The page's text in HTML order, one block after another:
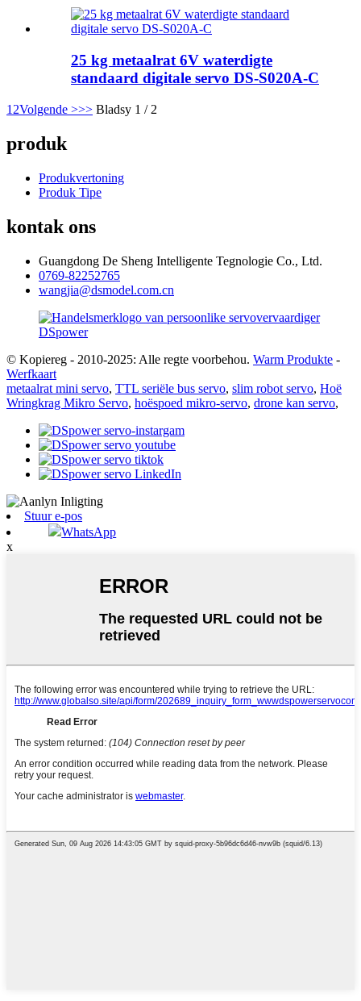
25 kg metaalrat 6V waterdigte
standaard digitale servo DS-S020A-C
1 2Volgende >>> Bladsy 1 / 2
produk
Produkvertoning
Produk Tipe
kontak ons
Guangdong De Sheng Intelligente Tegnologie Co., Ltd.
0769-82252765
wangjia@dsmodel.com.cn
© Kopiereg - 2010-2025: Alle regte voorbehou. Warm Produkte -
Werfkaart
metaalrat mini servo, TTL seriële bus servo, slim robot servo, Hoë
Wringkrag Mikro Servo, hoëspoed mikro-servo, drone kan servo,
Stuur e-pos
WhatsApp
x